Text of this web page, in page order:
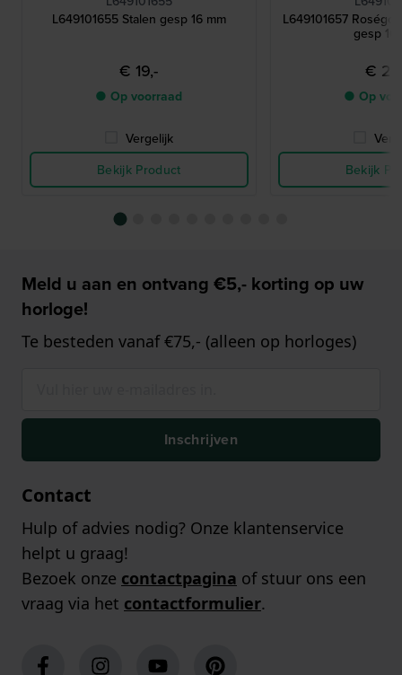
L649101655 Stalen gesp 16 mm
€ 19,-
● Op voorraad
Vergelijk
Bekijk Product
L649101657
gesp 16
€
● Op
Bekijk
Meld u aan en ontvang €5,- korting op uw
horloge!
Te besteden vanaf €75,- (alleen op horloges)
Inschrijven
Contact
Hulp of advies nodig? Onze klantenservice
helpt u graag!
Bezoek onze contactpagina of stuur ons een
vraag via het contactformulier.